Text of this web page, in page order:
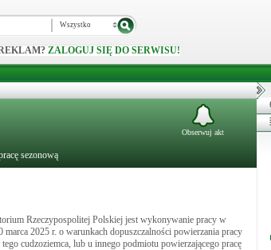
Wszystko
ZALOGUJ SIĘ DO SERWISU!
sezonową
Obserwuj akt
Rzeczypospolitej Polskiej jest wykonywanie pracy w
marca 2025 r. o warunkach dopuszczalności powierzania pracy
cudzoziemca, lub u innego podmiotu powierzającego pracę